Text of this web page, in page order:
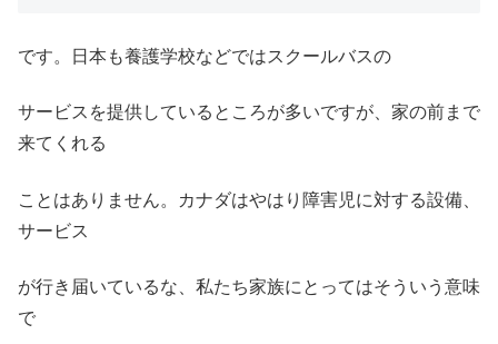
です。日本も養護学校などではスクールバスの
サービスを提供しているところが多いですが、家の前まで
来てくれる
ことはありません。カナダはやはり障害児に対する設備、
サービス
が行き届いているな、私たち家族にとってはそういう意味
で